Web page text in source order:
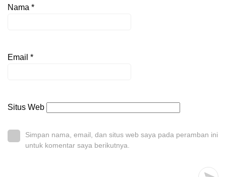
Nama *
Email *
Situs Web
Simpan nama, email, dan situs web saya pada peramban ini
untuk komentar saya berikutnya.